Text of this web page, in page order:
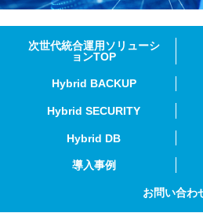
次世代統合運用ソリューシ
ョンTOP
Hybrid BACKUP
Hybrid SECURITY
Hybrid DB
導入事例
お問い合わ